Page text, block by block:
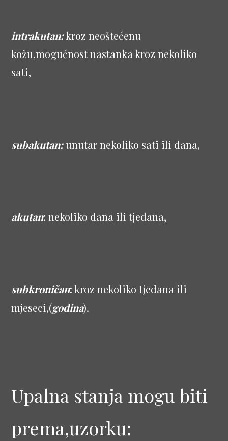
intrakutan:kroz neoštećenu
kožu,mogućnost nastanka kroz nekoliko
sati,
subakutan:unutar nekoliko sati ili dana,
akutan: nekoliko dana ili tjedana,
subkroničan: kroz nekoliko tjedana ili
mjeseci,(godina).
Upalna stanja mogu biti
prema,uzorku: